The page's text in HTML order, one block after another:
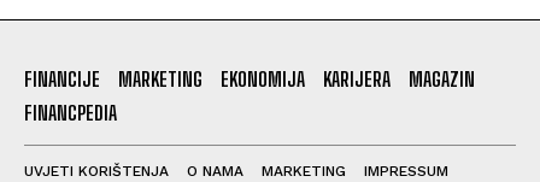
FINANCIJE MARKETING EKONOMIJA KARIJERA
MAGAZIN
FINANCPEDIA
UVJETI KORIŠTENJA O NAMA MARKETING
IMPRESSUM